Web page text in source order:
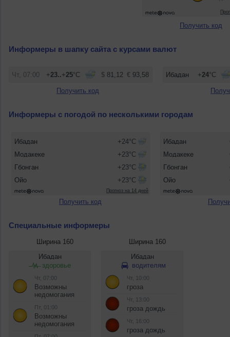
Получить код
Информеры в шапку сайта с курсами валют
Получить код
Информеры с погодой по несколькими городам
Получить код
Специальные информеры
Ширина 160 Ширина 160